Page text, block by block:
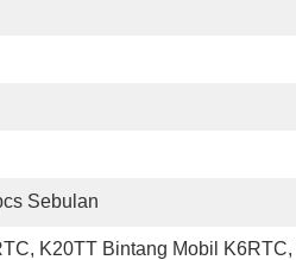
Sebulan
, K20TT Bintang Mobil K6RTC,